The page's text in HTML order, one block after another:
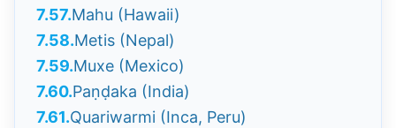
7.57. Mahu (Hawaii)
7.58. Metis (Nepal)
7.59. Muxe (Mexico)
7.60. Paṇḍaka (India)
7.61.Quariwarmi (Inca, Peru)